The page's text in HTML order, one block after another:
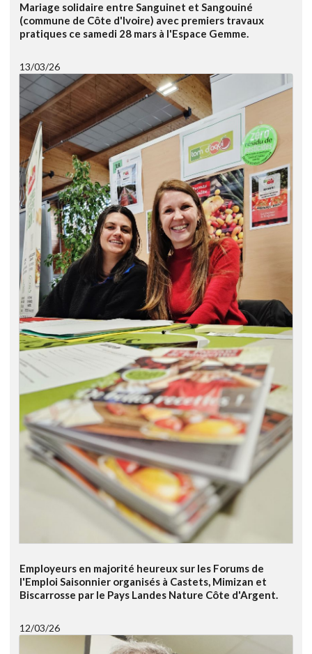
Mariage solidaire entre Sanguinet et Sangouiné
(commune de Côte d'Ivoire) avec premiers travaux
pratiques ce samedi 28 mars à l'Espace Gemme.
13/03/26
Employeurs en majorité heureux sur les Forums de
l'Emploi Saisonnier organisés à Castets, Mimizan et
Biscarrosse par le Pays Landes Nature Côte d'Argent.
12/03/26